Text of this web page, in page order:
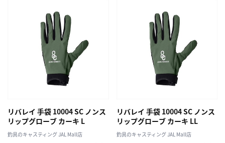
リバレイ 手袋 10004 SC ノンス
リップグローブ カーキ L
釣具のキャスティング JAL Mall店
リバレイ 手袋 10004 SC ノンス
リップグローブ カーキ LL
釣具のキャスティング JAL Mall店